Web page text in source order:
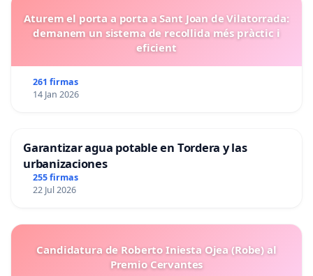
Aturem el porta a porta a Sant Joan de Vilatorrada:
demanem un sistema de recollida més pràctic i
eficient
261 firmas
14 Jan 2026
Garantizar agua potable en Tordera y las
urbanizaciones
255 firmas
22 Jul 2026
Candidatura de Roberto Iniesta Ojea (Robe) al
Premio Cervantes